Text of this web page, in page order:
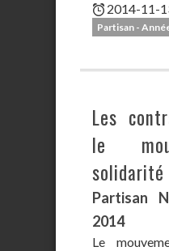
2014-11-
Partisan -
Les
le
solidarité
Partisan
2014
Le